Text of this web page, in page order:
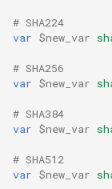
# SHA224
var $new_var
# SHA256
var $new_var
# SHA384
var $new_var
# SHA512
var $new_var